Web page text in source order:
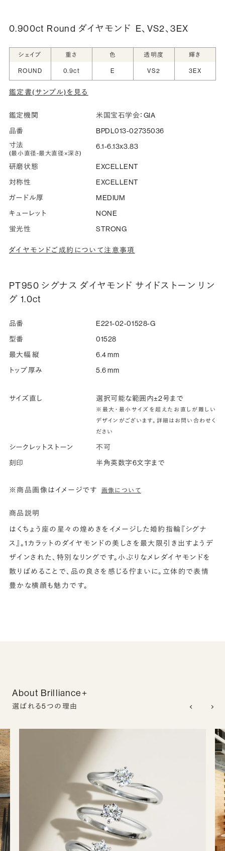
シークレットストーン：指輪の内側に留める宝石のこ
と
指輪の内側に、誕生石やピンクダイヤモンドなど、お好みの
宝石を選んでセッティングすることができます。ショッピング
詳しく見る
0.900ct Round ダイヤモンド E、VS2、3EX
シェイプ 重さ 色 透明度 輝き
ROUND 0.9ct E VS2 3EX
鑑定書(サンプル)を見る
鑑定機関
米国宝石学会：GIA
品番
BPDL013-02735036
寸法
(最小直径-最大直径×深さ)
6.1-6.13x3.83
研磨状態
EXCELLENT
対称性
EXCELLENT
ガードル厚
MEDIUM
キューレット
NONE
蛍光性
STRONG
ダイヤモンドご成約について注意事項
PT950 シグナス ダイヤモンド サイドストーン リン
グ 1.0ct
品番
E221-02-01528-G
型番
01528
最大幅 縦
6.4 mm
トップ厚み
5.6 mm
サイズ直し 選択可能な範囲内±2号まで
※最大・最小サイズを超えたお直しが難しい
デザインがございます。詳細はお問い合わせく
ださい
シークレットストーン
不可
刻印
半角英数字6文字まで
※商品画像はイメージです 画像について
商品説明
はくちょう座の星々の煌めきをイメージした婚約指輪『シグナ
ス』。1カラットのダイヤモンドの美しさを最大限引き出すようデ
ザインされた、特別なリングです。小ぶりなメレダイヤモンドを
散りばめることで、品の良さを感じる佇まいに。立体的で表情
豊かな横顔も魅力です。
About Brilliance+
選ばれる5つの理由